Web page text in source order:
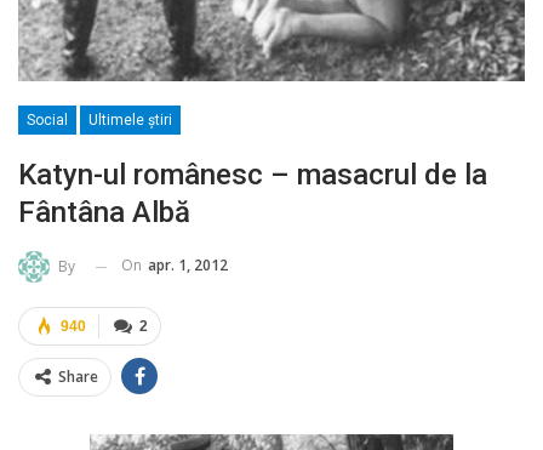
Social Ultimele ştiri
Katyn-ul românesc – masacrul de la
Fântâna Albă
By On apr. 1, 2012
2
940
Share